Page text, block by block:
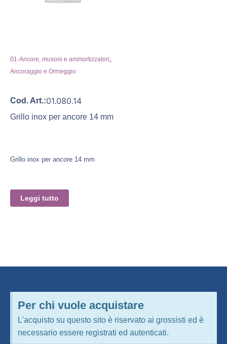
01-Ancore, musoni e ammortizzatori,
Ancoraggio e Ormeggio
Cod. Art.:01.080.14
Grillo inox per ancore 14 mm
Grillo inox per ancore 14 mm
Leggi tutto
Per chi vuole acquistare
L'acquisto su questo sito è riservato ai grossisti ed è
necessario essere registrati ed autenticati.